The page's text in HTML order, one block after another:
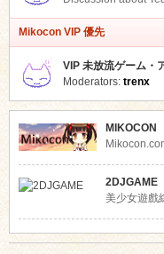
Mikocon VIP 優先
VIP 未放流ゲーム
Moderators: trenx
MIKOCON
2DJGAME
美少女遊戲